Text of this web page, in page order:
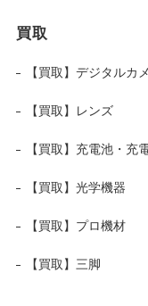
買取
【買取】デジタルカ
【買取】レンズ
【買取】充電池・充
【買取】光学機器
【買取】プロ機材
【買取】三脚